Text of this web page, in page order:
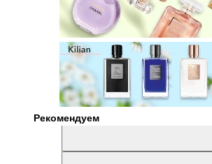
Рекомендуем